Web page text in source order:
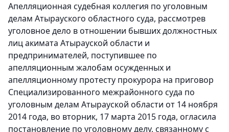
Апелляционная судебная коллегия по уголовным
делам Атырауского областного суда, рассмотрев
уголовное дело в отношении бывших должностных
лиц акимата Атырауской области и
предпринимателей, поступившее по
апелляционным жалобам осужденных и
апелляционному протесту прокурора на приговор
Специализированного межрайонного суда по
уголовным делам Атырауской области от 14 ноября
2014 года, во вторник, 17 марта 2015 года, огласила
постановление по уголовному делу, связанному с